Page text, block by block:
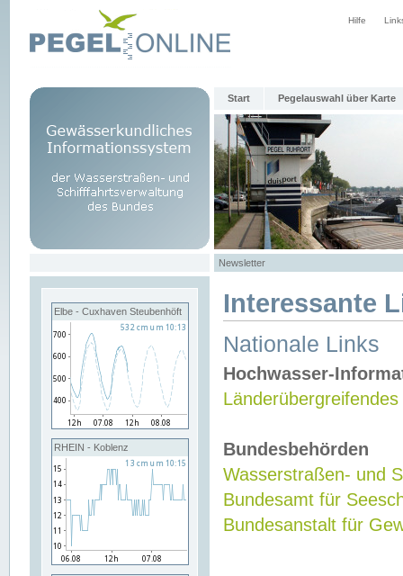
Hilfe
Start Pegelauswahl über Karte
Newsletter
Elbe - Cuxhaven Steubenhöft
RHEIN - Koblenz
Interessante
Nationale Links
Hochwasser-
Bundesbehörden
Wasserstraßen- und
Bundesamt für
Bundesanstalt für